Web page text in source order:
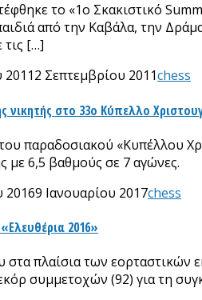
το «1ο Σκακιστικό
από την Καβάλα, την
τις […]
20112 Σεπτεμβρίου 2011chess
νικητής στο 33ο Κύπελλο
παραδοσιακού «Κυπέλλου
με 6,5 βαθμούς σε 7 αγώνες.
20169 Ιανουαρίου 2017chess
2016»
στα πλαίσια των
συμμετοχών (92) για τη